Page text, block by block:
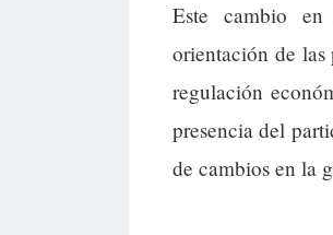
Este cambio
orientación de las
regulación
presencia del
de cambios en la